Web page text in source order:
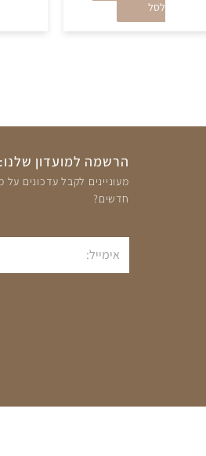
לסל
הרשמה למועדון שלנו:
מעוניינים לקבל עדכונים על
חדשים?
אימייל